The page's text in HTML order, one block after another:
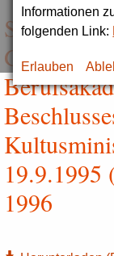
Informationen
folgenden Link:
Erlauben
1996